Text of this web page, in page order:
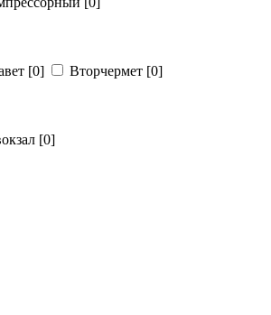
[0] Вторчермет [0]
[0]